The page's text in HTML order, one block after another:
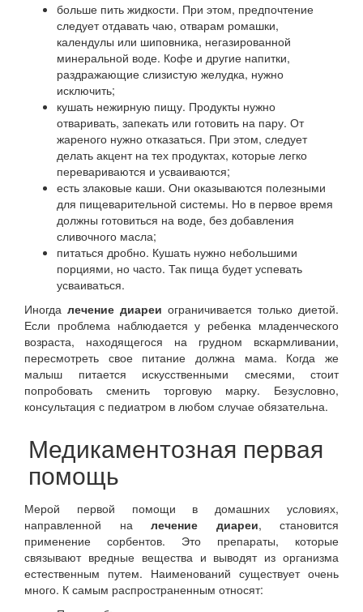
больше пить жидкости. При этом, предпочтение
следует отдавать чаю, отварам ромашки,
календулы или шиповника, негазированной
минеральной воде. Кофе и другие напитки,
раздражающие слизистую желудка, нужно
исключить;
кушать нежирную пищу. Продукты нужно
отваривать, запекать или готовить на пару. От
жареного нужно отказаться. При этом, следует
делать акцент на тех продуктах, которые легко
перевариваются и усваиваются;
есть злаковые каши. Они оказываются полезными
для пищеварительной системы. Но в первое время
должны готовиться на воде, без добавления
сливочного масла;
питаться дробно. Кушать нужно небольшими
порциями, но часто. Так пища будет успевать
усваиваться.
Иногда лечение диареи ограничивается только диетой.
Если проблема наблюдается у ребенка младенческого
возраста, находящегося на грудном вскармливании,
пересмотреть свое питание должна мама. Когда же
малыш питается искусственными смесями, стоит
попробовать сменить торговую марку. Безусловно,
консультация с педиатром в любом случае обязательна.
Медикаментозная первая
помощь
Мерой первой помощи в домашних условиях,
направленной на лечение диареи, становится
применение сорбентов. Это препараты, которые
связывают вредные вещества и выводят из организма
естественным путем. Наименований существует очень
много. К самым распространенным относят: